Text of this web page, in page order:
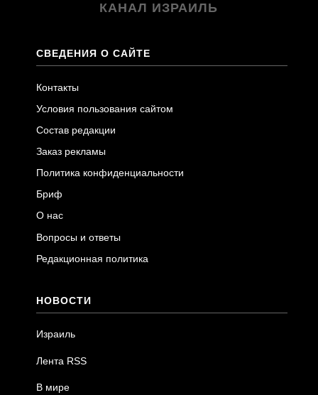
КАНАЛ ИЗРАИЛЬ
СВЕДЕНИЯ О САЙТЕ
Контакты
Условия пользования сайтом
Состав редакции
Заказ рекламы
Политика конфиденциальности
Бриф
О нас
Вопросы и ответы
Редакционная политика
НОВОСТИ
Израиль
Лента RSS
В мире